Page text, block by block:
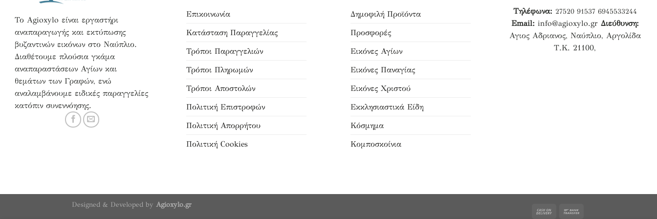
Το Agioxylo είναι εργαστήρι
αναπαραγωγής και εκτύπωσης
βυζαντινών εικόνων στο Ναύπλιο.
Διαθέτουμε πλούσια γκάμα
αναπαραστάσεων Αγίων και
θεμάτων των Γραφών, ενώ
αναλαμβάνουμε ειδικές παραγγελίες
κατόπιν συνεννόησης.
Επικοινωνία
Κατάσταση Παραγγελίας
Τρόποι Παραγγελιών
Τρόποι Πληρωμών
Τρόποι Αποστολών
Πολιτική Επιστροφών
Πολιτική Απορρήτου
Πολιτική Cookies
Δημοφιλή Προϊόντα
Προσφορές
Εικόνες Αγίων
Εικόνες Παναγίας
Εικόνες Χριστού
Εκκλησιαστικά Είδη
Κόσμημα
Κομποσκοίνια
Τηλέφωνα: 27520 91537 6945533244
Email: info@agioxylo.gr Διεύθυνση:
Αγιος Αδριανος, Ναύπλιο, Αργολίδα
Τ.Κ. 21100,
Designed & Developed by Agioxylo.gr